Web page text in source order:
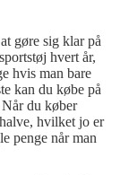
gøre sig klar på
hvert år,
hvis man bare
kan du købe på
Når du køber
hvilket jo er
penge når man